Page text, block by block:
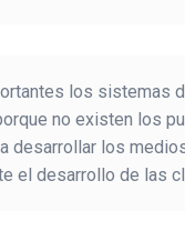
los sistemas
no existen los
desarrollar los
el desarrollo de las